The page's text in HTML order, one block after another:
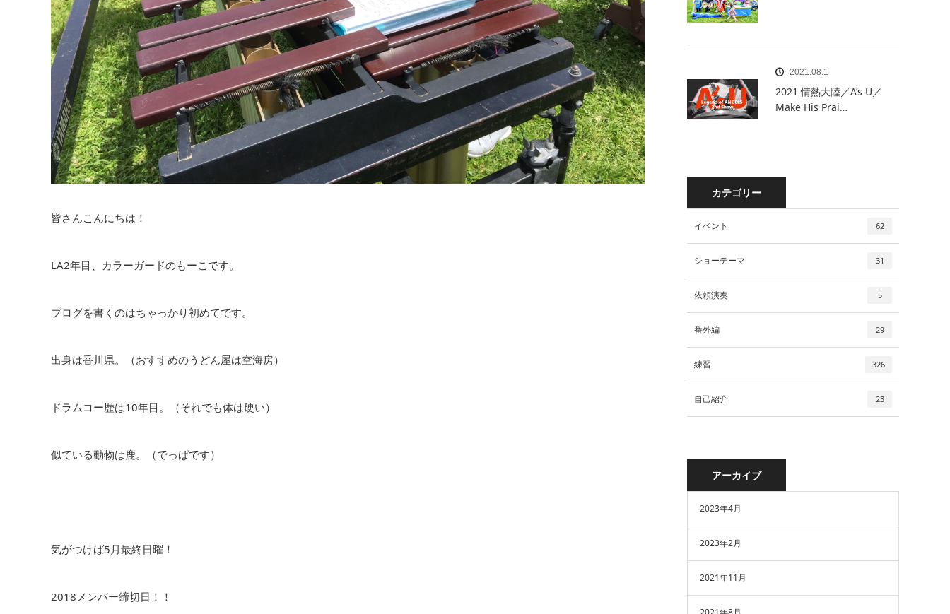
皆さんこんにちは！
LA2年目、カラーガードのもーこです。
ブログを書くのはちゃっかり初めてです。
出身は香川県。（おすすめのうどん屋は空海房）
ドラムコー歴は10年目。（それでも体は硬い）
似ている動物は鹿。（でっぱです）
気がつけば5月最終日曜！
2018メンバー締切日！！
2021.08.1
2021 情熱大陸／A’s U／
Make His Prai…
カテゴリー
イベント 62
ショーテーマ 31
依頼演奏 5
番外編 29
練習 326
自己紹介 23
アーカイブ
2023年4月
2023年2月
2021年11月